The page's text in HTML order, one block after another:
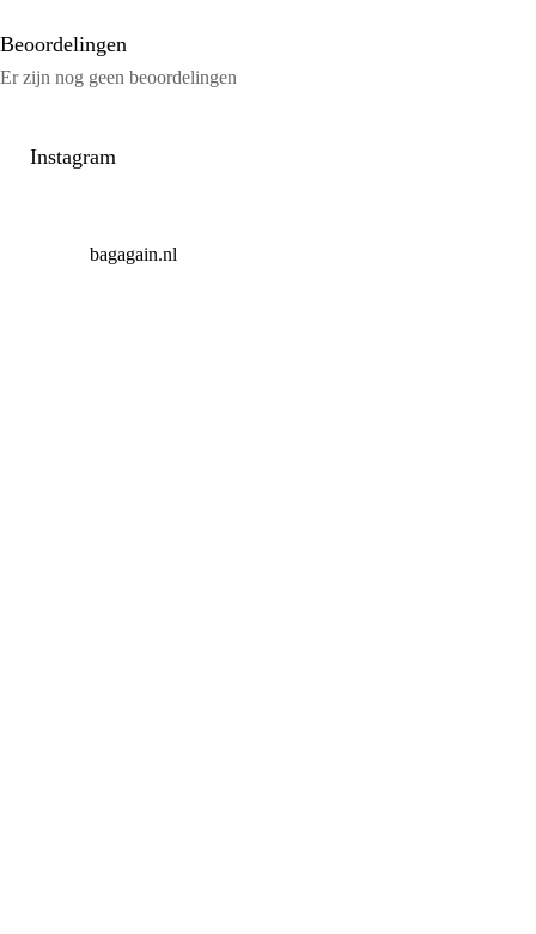
Beoordelingen
Er zijn nog geen beoordelingen
Instagram
bagagain.nl